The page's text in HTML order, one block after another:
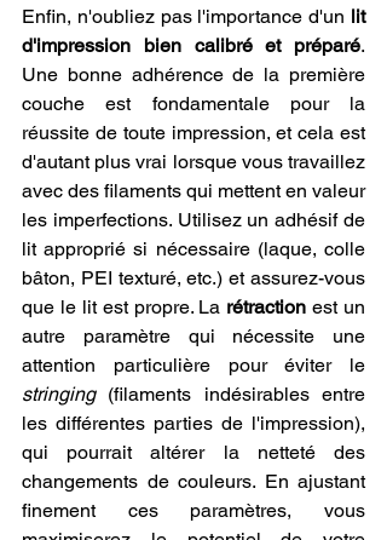
Enfin, n'oubliez pas l'importance d'un lit
d'impression bien calibré et préparé.
Une bonne adhérence de la première
couche est fondamentale pour la
réussite de toute impression, et cela est
d'autant plus vrai lorsque vous travaillez
avec des filaments qui mettent en valeur
les imperfections. Utilisez un adhésif de
lit approprié si nécessaire (laque, colle
bâton, PEI texturé, etc.) et assurez-vous
que le lit est propre. La rétraction est un
autre paramètre qui nécessite une
stringing (filaments indésirables entre
les différentes parties de l'impression),
qui pourrait altérer la netteté des
changements de couleurs. En ajustant
finement ces paramètres, vous